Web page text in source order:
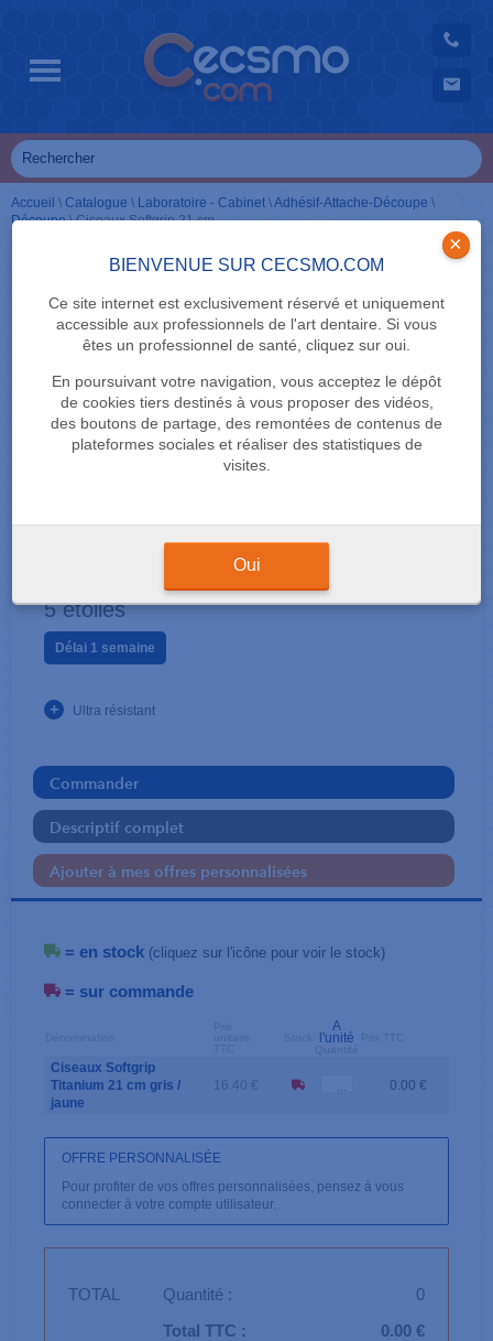
BIENVENUE SUR CECSMO.COM
Ce site internet est exclusivement réservé et uniquement
accessible aux professionnels de l'art dentaire. Si vous
êtes un professionnel de santé, cliquez sur oui.
En poursuivant votre navigation, vous acceptez le dépôt
de cookies tiers destinés à vous proposer des vidéos,
des boutons de partage, des remontées de contenus de
plateformes sociales et réaliser des statistiques de
visites.
×
Oui
Accueil \ Catalogue \ Laboratoire - Cabinet \Adhésif-Attache-Découpe \
Découpe\Ciseaux Softgrip 21 cm
Ciseaux Softgrip 21 cm
5 étoiles
Délai 1 semaine
+ Ultra résistant
Commander
Descriptif complet
Ajouter à mes offres personnalisées
= en stock (cliquez sur l'icône pour voir le stock)
= sur commande
A
l'unité
Ciseaux Softgrip
Titanium 21 cm gris /
jaune
16.40 € 0.00 €
OFFRE PERSONNALISÉE
Pour profiter de vos offres personnalisées, pensez à vous
connecter à votre compte utilisateur.
TOTAL Quantité :
0
Total TTC :
0.00 €